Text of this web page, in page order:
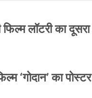
फिल्म लॉटरी का
‘गोदान’ का